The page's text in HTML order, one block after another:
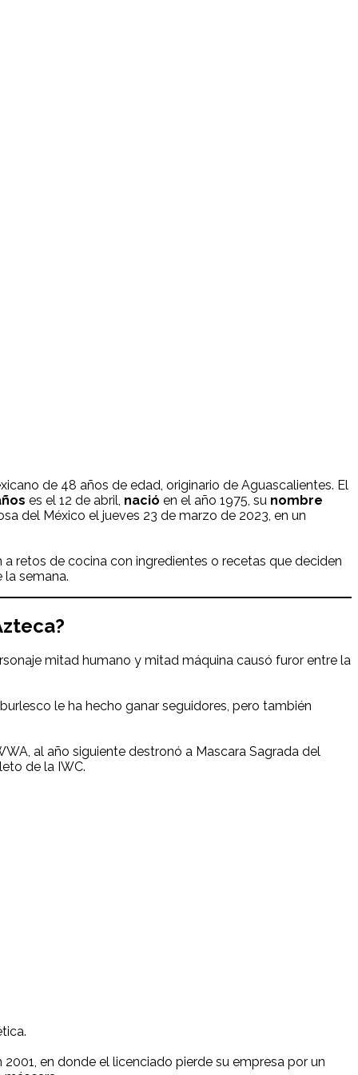
de 48 años de edad, originario de Aguascalientes. El
es el 12 de abril, nació en el año 1975, su nombre
del México el jueves 23 de marzo de 2023, en un
retos de cocina con ingredientes o recetas que deciden
la semana.
mitad humano y mitad máquina causó furor entre la
le ha hecho ganar seguidores, pero también
al año siguiente destronó a Mascara Sagrada del
de la IWC.
en donde el licenciado pierde su empresa por un